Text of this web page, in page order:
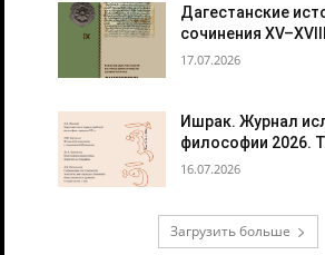
Дагестанские
сочинения
17.07.2026
Ишрак. Журнал
философии 2026.
16.07.2026
Загрузить больше